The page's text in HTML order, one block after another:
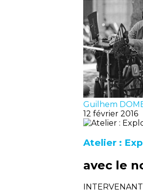
Guilhem
12 février 2016
Atelier :
avec le